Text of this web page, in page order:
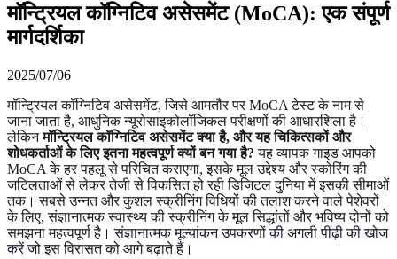
मॉन्ट्रियल कॉग्निटिव असेसमेंट (MoCA): एक संपूर्ण
मार्गदर्शिका
2025/07/06
मॉन्ट्रियल कॉग्निटिव असेसमेंट, जिसे आमतौर पर MoCA टेस्ट के नाम से
जाना जाता है, आधुनिक न्यूरोसाइकोलॉजिकल परीक्षणों की आधारशिला है।
लेकिनमॉन्ट्रियल कॉग्निटिव असेसमेंट क्या है, और यह चिकित्सकों और
शोधकर्ताओं के लिए इतना महत्वपूर्ण क्यों बन गया है? यह व्यापक गाइड आपको
MoCA के हर पहलू से परिचित कराएगा, इसके मूल उद्देश्य और स्कोरिंग की
जटिलताओं से लेकर तेजी से विकसित हो रही डिजिटल दुनिया में इसकी सीमाओं
तक। सबसे उन्नत और कुशल स्क्रीनिंग विधियों की तलाश करने वाले पेशेवरों
के लिए, संज्ञानात्मक स्वास्थ्य की स्क्रीनिंग के मूल सिद्धांतों और भविष्य दोनों को
समझना महत्वपूर्ण है।संज्ञानात्मक मूल्यांकन उपकरणों की अगली पीढ़ी की खोज
करेंजो इस विरासत को आगे बढ़ाते हैं।